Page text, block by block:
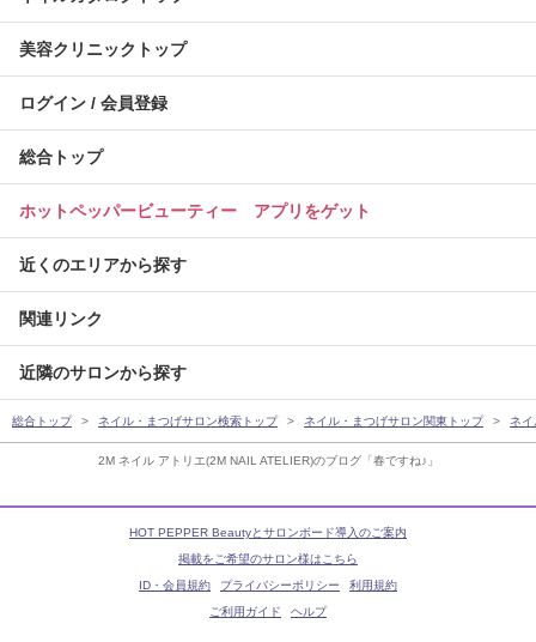
2M ネイル アトリエ(2M NAIL ATELIER)のブログ「春ですね♪」
美容クリニックトップ
ログイン / 会員登録
総合トップ
ホットペッパービューティー アプリをゲット
近くのエリアから探す
関連リンク
近隣のサロンから探す
総合トップ ネイル・まつげサロン検索トップ ネイル・まつげサロン関東トップ ネ
HOT PEPPER Beautyとサロンボード導入のご案内
掲載をご希望のサロン様はこちら
ID・会員規約
プライバシーポリシー
利用規約
ご利用ガイド
ヘルプ